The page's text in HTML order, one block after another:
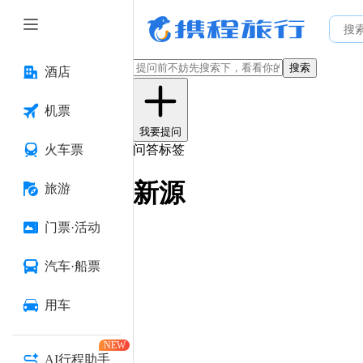
酒店
机票
火车票
旅游
门票·活动
汽车·船票
用车
AI行程助手
NEW
搜索
我要提问
问答标签
新源